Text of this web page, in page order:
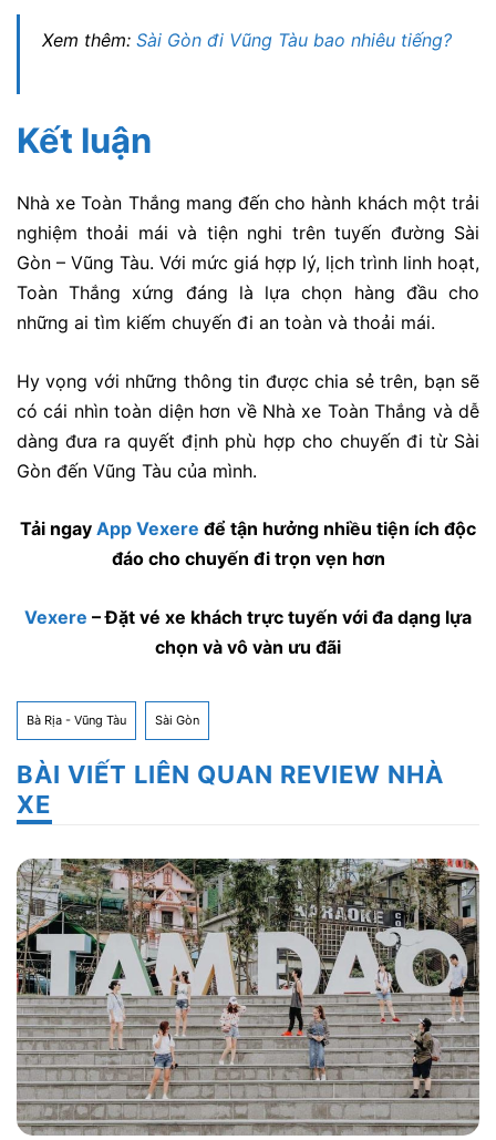
Xem thêm: Sài Gòn đi Vũng Tàu bao nhiêu tiếng?
Kết luận
Nhà xe Toàn Thắng mang đến cho hành khách một trải
nghiệm thoải mái và tiện nghi trên tuyến đường Sài
Gòn – Vũng Tàu. Với mức giá hợp lý, lịch trình linh hoạt,
Toàn Thắng xứng đáng là lựa chọn hàng đầu cho
những ai tìm kiếm chuyến đi an toàn và thoải mái.
Hy vọng với những thông tin được chia sẻ trên, bạn sẽ
có cái nhìn toàn diện hơn về Nhà xe Toàn Thắng và dễ
dàng đưa ra quyết định phù hợp cho chuyến đi từ Sài
Gòn đến Vũng Tàu của mình.
Tải ngay App Vexere để tận hưởng nhiều tiện ích độc
đáo cho chuyến đi trọn vẹn hơn
Vexere – Đặt vé xe khách trực tuyến với đa dạng lựa
chọn và vô vàn ưu đãi
Bà Rịa - Vũng Tàu Sài Gòn
BÀI VIẾT LIÊN QUAN REVIEW NHÀ
XE